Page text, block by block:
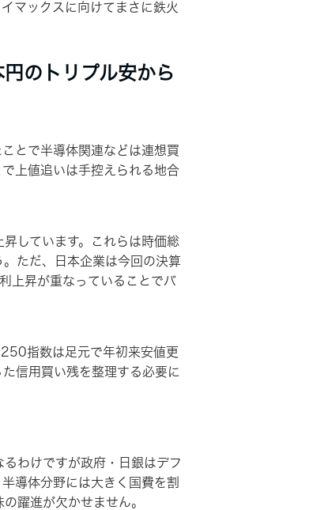
マックスに向けてまさに鉄火
のトリプル安から
とで半導体関連などは連想買
上値追いは手控えられる地合
しています。これらは時価総
ただ、日本企業は今回の決算
上昇が重なっていることでバ
指数は足元で年初来安値更
信用買い残を整理する必要に
わけですが政府・日銀はデフ
導体分野には大きく国費を割
躍進が欠かせません。